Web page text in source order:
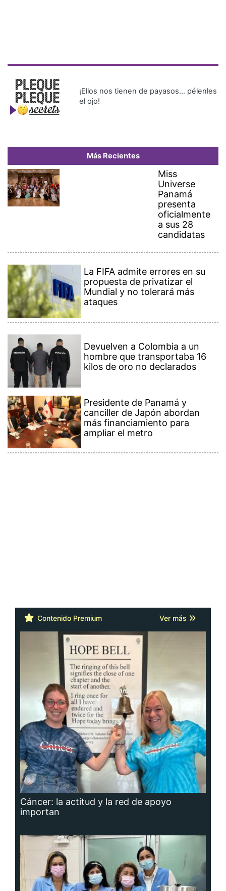
¡Ellos nos tienen de payasos… pélenles
el ojo!
Más Recientes
Miss
Universe
Panamá
presenta
oficialmente
a sus 28
candidatas
La FIFA admite errores en su
propuesta de privatizar el
Mundial y no tolerará más
ataques
Devuelven a Colombia a un
hombre que transportaba 16
kilos de oro no declarados
Presidente de Panamá y
canciller de Japón abordan
más financiamiento para
ampliar el metro
Contenido Premium Ver más
Cáncer: la actitud y la red de apoyo
importan